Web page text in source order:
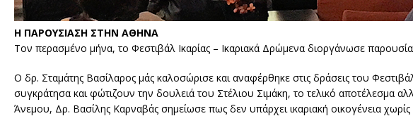
Η ΠΑΡΟΥΣΙΑΣΗ ΣΤΗΝ ΑΘΗΝΑ
Τον περασμένο μήνα, το Φεστιβάλ Ικαρίας – Ικαριακά Δρώμενα διοργάνωσε
Ο δρ. Σταμάτης Βασίλαρος μάς καλοσώρισε και αναφέρθηκε στις δράσεις του
συγκράτησα και φώτιζουν την δουλειά του Στέλιου Σιμάκη, το τελικό αποτέλεσμα
Άνεμου, Δρ. Βασίλης Καρναβάς σημείωσε πως δεν υπάρχει ικαριακή οικογένεια